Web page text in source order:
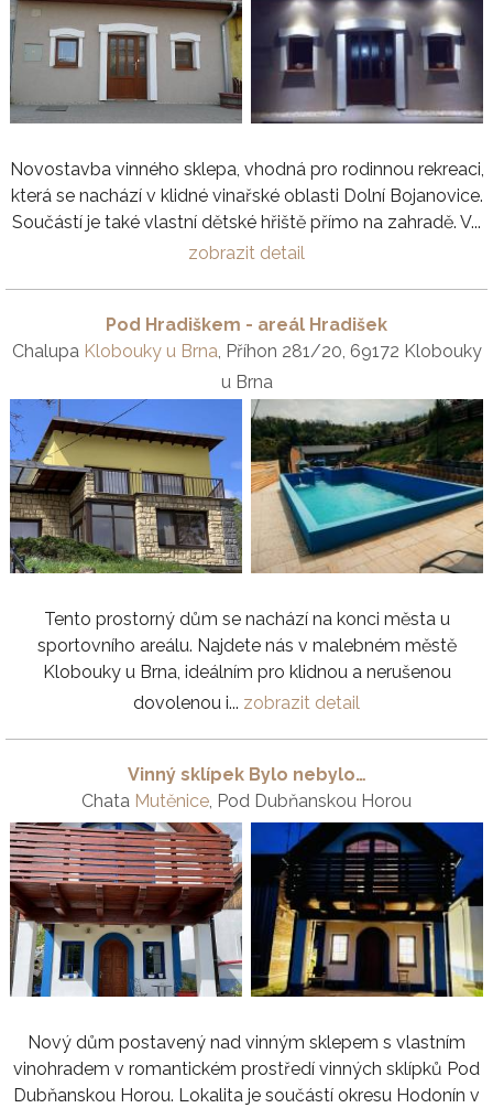
Novostavba vinného sklepa, vhodná pro rodinnou rekreaci,
která se nachází v klidné vinařské oblasti Dolní Bojanovice.
Součástí je také vlastní dětské hřiště přímo na zahradě. V...
zobrazit detail
Pod Hradiškem - areál Hradišek
Chalupa Klobouky u Brna, Příhon 281/20, 69172 Klobouky
u Brna
Tento prostorný dům se nachází na konci města u
sportovního areálu. Najdete nás v malebném městě
Klobouky u Brna, ideálním pro klidnou a nerušenou
dovolenou i... zobrazit detail
Vinný sklípek Bylo nebylo…
Chata Mutěnice, Pod Dubňanskou Horou
Nový dům postavený nad vinným sklepem s vlastním
vinohradem v romantickém prostředí vinných sklípků Pod
Dubňanskou Horou. Lokalita je součástí okresu Hodonín v